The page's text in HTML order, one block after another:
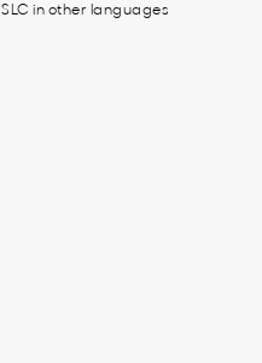
SLC in other languages